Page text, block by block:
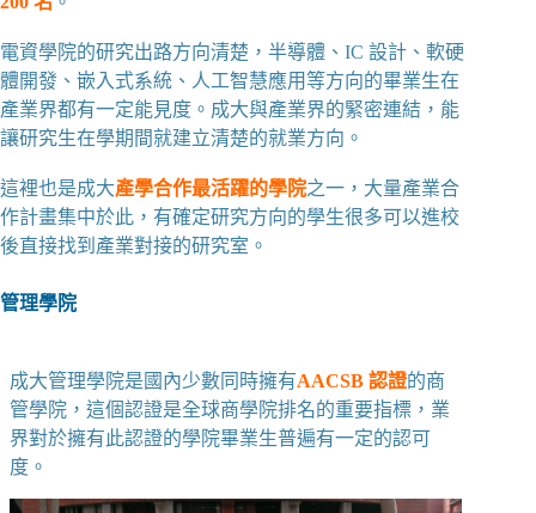
電資學院的研究出路方向清楚，半導體、IC 設計、軟硬
體開發、嵌入式系統、人工智慧應用等方向的畢業生在
產業界都有一定能見度。成大與產業界的緊密連結，能
讓研究生在學期間就建立清楚的就業方向。
這裡也是成大產學合作最活躍的學院之一，大量產業合
作計畫集中於此，有確定研究方向的學生很多可以進校
後直接找到產業對接的研究室。
管理學院
成大管理學院是國內少數同時擁有AACSB 認證的商
管學院，這個認證是全球商學院排名的重要指標，業
界對於擁有此認證的學院畢業生普遍有一定的認可
度。